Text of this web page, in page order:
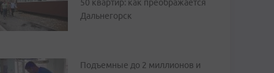
50 квартир: как преображается
Дальнегорск
Подъемные до 2 миллионов и